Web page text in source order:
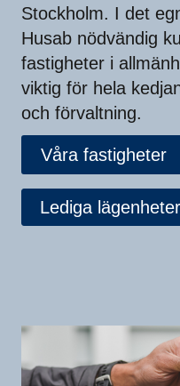
Stockholm. I det
Husab nödvändig
fastigheter i
viktig för hela
och förvaltning.
Våra fastigheter
Lediga lägenheter